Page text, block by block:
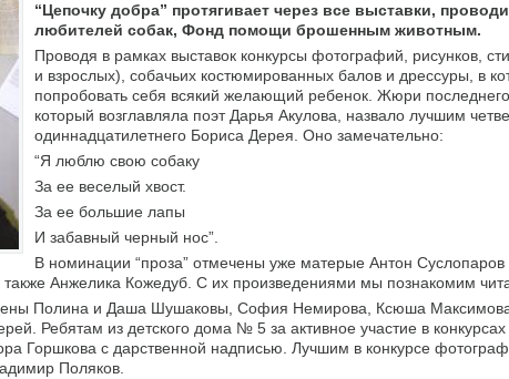
“Цепочку добра” протягивает через все выставки,
любителей собак, Фонд помощи брошенным животным.
Проводя в рамках выставок конкурсы фотографий, рисунков,
и взрослых), собачьих костюмированных балов и дрессуры, в
попробовать себя всякий желающий ребенок. Жюри последнего
который возглавляла поэт Дарья Акулова, назвало лучшим
одиннадцатилетнего Бориса Дерея. Оно замечательно:
“Я люблю свою собаку
За ее веселый хвост.
За ее большие лапы
И забавный черный нос”.
В номинации “проза” отмечены уже матерые Антон
Анжелика Кожедуб. С их произведениями мы познакомим
Полина и Даша Шушаковы, София Немирова, Ксюша
Ребятам из детского дома № 5 за активное участие в
Горшкова с дарственной надписью. Лучшим в конкурсе
Поляков.